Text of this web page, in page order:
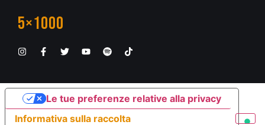
5×1000
Informativa sulla raccolta
Le tue preferenze relative alla privacy